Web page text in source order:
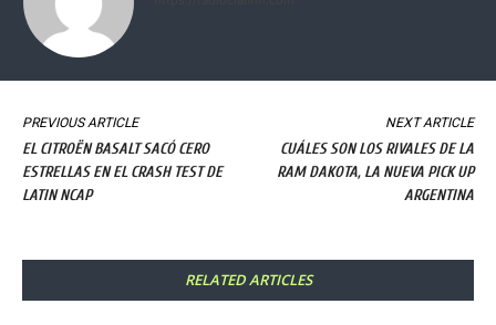
PREVIOUS ARTICLE
EL CITROËN BASALT SACÓ CERO
ESTRELLAS EN EL CRASH TEST DE
LATIN NCAP
NEXT ARTICLE
CUÁLES SON LOS RIVALES DE LA
RAM DAKOTA, LA NUEVA PICK UP
ARGENTINA
RELATED ARTICLES